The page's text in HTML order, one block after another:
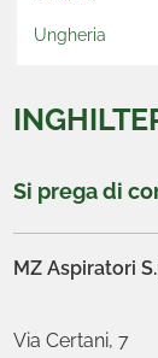
Ungheria
Si prega di
MZ Aspiratori
Via Certani, 7